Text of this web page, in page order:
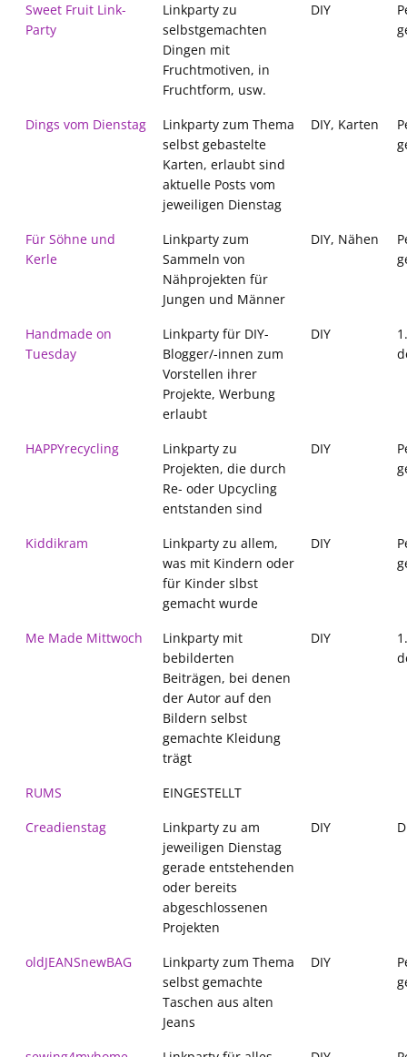
Sweet Fruit Link-
Party
Linkparty zu
selbstgemachten
Dingen mit
Fruchtmotiven, in
Fruchtform, usw.
DIY
Dings vom Dienstag
Linkparty zum Thema
selbst gebastelte
Karten, erlaubt sind
aktuelle Posts vom
jeweiligen Dienstag
DIY, Karten
Für Söhne und
Kerle
Linkparty zum
Sammeln von
Nähprojekten für
Jungen und Männer
DIY, Nähen
Handmade on
Tuesday
Linkparty für DIY-
Blogger/-innen zum
Vorstellen ihrer
Projekte, Werbung
erlaubt
DIY
HAPPYrecycling
Linkparty zu
Projekten, die durch
Re- oder Upcycling
entstanden sind
DIY
Kiddikram
Linkparty zu allem,
was mit Kindern oder
für Kinder slbst
gemacht wurde
DIY
Me Made Mittwoch
Linkparty mit
bebilderten
Beiträgen, bei denen
der Autor auf den
Bildern selbst
gemachte Kleidung
trägt
DIY
RUMS
EINGESTELLT
Creadienstag
Linkparty zu am
jeweiligen Dienstag
gerade entstehenden
oder bereits
abgeschlossenen
Projekten
DIY
oldJEANSnewBAG
Linkparty zum Thema
selbst gemachte
Taschen aus alten
Jeans
DIY